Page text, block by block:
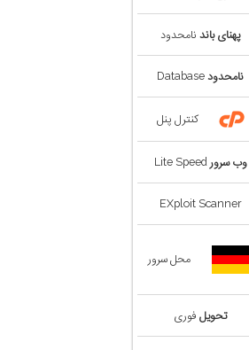
پهنای باند نامحدود
نامحدود
کنترل پنل
وب سرور Lite Speed
EXploit Scanner
محل سرور
تحویل فوری